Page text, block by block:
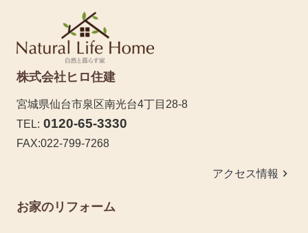
株式会社ヒロ住建
宮城県仙台市泉区南光台4丁目28-8
TEL: 0120-65-3330
FAX:022-799-7268
アクセス情報 keyboard_arrow_right
お家のリフォーム